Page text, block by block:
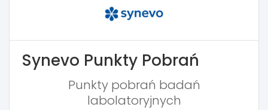
Synevo Punkty Pobrań
Punkty pobrań badań
labolatoryjnych